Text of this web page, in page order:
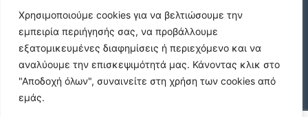
Χρησιμοποιούμε cookies για να βελτιώσουμε την
εμπειρία περιήγησής σας, να προβάλλουμε
εξατομικευμένες διαφημίσεις ή περιεχόμενο και να
αναλύουμε την επισκεψιμότητά μας. Κάνοντας κλικ στο
"Αποδοχή όλων", συναινείτε στη χρήση των cookies από
εμάς.
ΕΝΟΙΚΙΑΣΗ ΔΙΑΜΕΡΙΣΜΑΤΟΣ ΧΑΡΙΛΑΟΥ
ΘΕΣΣΑΛΟΝΙΚΗ
€600 /μήνα